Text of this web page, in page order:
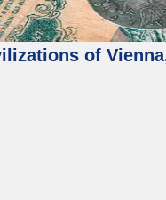
of